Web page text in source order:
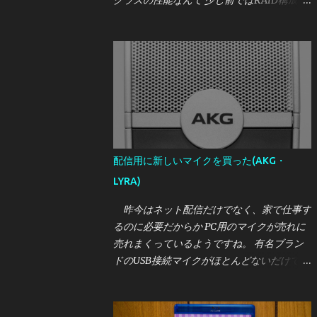
時代です。 しかし、かく言う私はこれまで
一つも買ったことがなく、時代についていけ
てません。 しかし、さすがに2021年も暮
れようとしている中で それはどうかと思い
ましたので、 せっかくなら一番？いいやつ
が欲しいということになったところ たまた
ま相場より激安で買えたSSDがあったので紹
介します。 今回買ったのは、Intel OPTANE
SSD DC P5800X の400GBモデルです。 いか
にもバルクなパッケージで到着 [目次] 購入
価格・購入元 Intel OPTANE SSD DC P5800X
とは 外観 実性能について・参考レビュー 誰
におすすめか
配信用に新しいマイクを買った(AKG・
LYRA)
昨今はネット配信だけでなく、家で仕事す
るのに必要だからか PC用のマイクが売れに
売れまくっているようですね。 有名ブラン
ドのUSB接続マイクがほとんどないだけでな
ったりと、割と大変な様相です。 筆者は